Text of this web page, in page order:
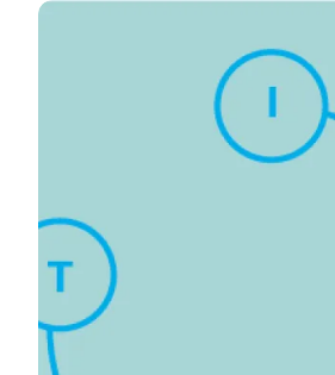
I do art - værktøj